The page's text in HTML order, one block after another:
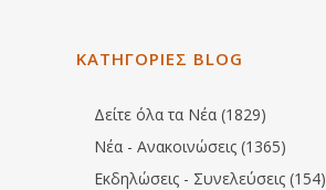
ΚΑΤΗΓΟΡΙΕΣ BLOG
Δείτε όλα τα Νέα (1829)
Νέα - Ανακοινώσεις (1365)
Εκδηλώσεις - Συνελεύσεις (154)